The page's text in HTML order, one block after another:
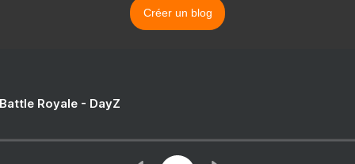
Créer un blog
Royale - DayZ